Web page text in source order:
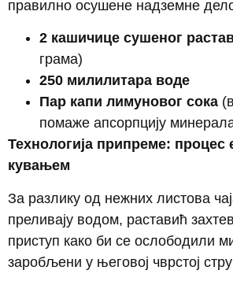
правилно осушене надземне
2 кашичице сушеног
грама)
250 милилитара воде
Пар капи лимуновог сока
помаже апсорпцију
Технологија припреме: процес
кувањем
За разлику од нежних листова
преливају водом, раставић
приступ како би се ослободили
заробљени у његовој чврстој